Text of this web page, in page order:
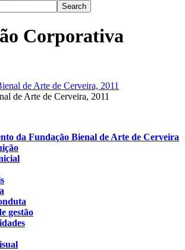
Corporativa
de Arte de Cerveira, 2011
da Fundação Bienal de Arte de Cerveira
gestão